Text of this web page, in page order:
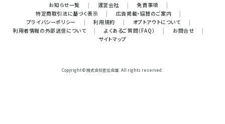
お知らせ一覧 | 運営会社 | 免責事項
|
特定商取引法に基づく表示
| 広告掲載・協賛のご案内
|
プライバシーポリシー
| 利用規約 | オプトアウトについて
|
利用者情報の外部送信について
| よくあるご質問（FAQ） | お問合せ
|
サイトマップ
Copyright © 株式会社宣伝会議. All rights reserved.